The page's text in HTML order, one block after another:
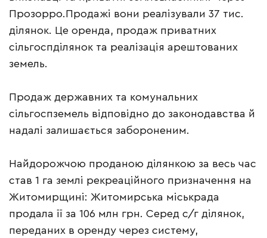
Прозорро.Продажі вони реалізували 37 тис.
ділянок. Це оренда, продаж приватних
сільгоспділянок та реалізація арештованих
земель.
Продаж державних та комунальних
сільгоспземель відповідно до законодавства й
надалі залишається забороненим.
Найдорожчою проданою ділянкою за весь час
став 1 га землі рекреаційного призначення на
Житомирщині: Житомирська міськрада
продала її за 106 млн грн. Серед с/г ділянок,
переданих в оренду через систему,